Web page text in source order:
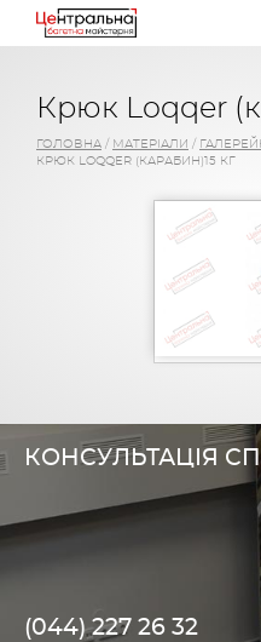
Крюк Loqqer
ГОЛОВНА / МАТЕРІАЛИ /
КРЮК LOQQER (КАРАБИН)15 КГ
КОНСУЛЬТАЦІЯ
(044) 227 26 32